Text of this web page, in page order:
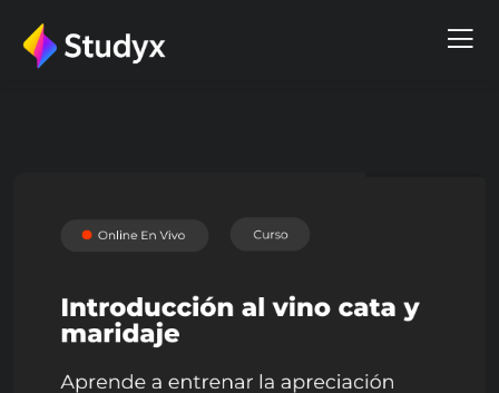
GASTRONOMÍA
Introducción al Vino, la Cata y